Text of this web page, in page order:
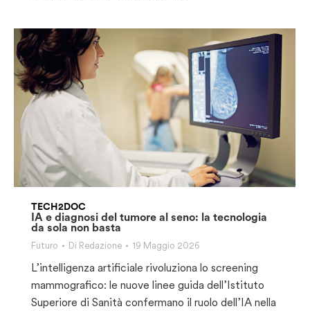
TECH2DOC
IA e diagnosi del tumore al seno: la tecnologia
da sola non basta
Futuro Di Redazione 19 Maggio 2026
L’intelligenza artificiale rivoluziona lo screening
mammografico: le nuove linee guida dell’Istituto
Superiore di Sanità confermano il ruolo dell’IA nella